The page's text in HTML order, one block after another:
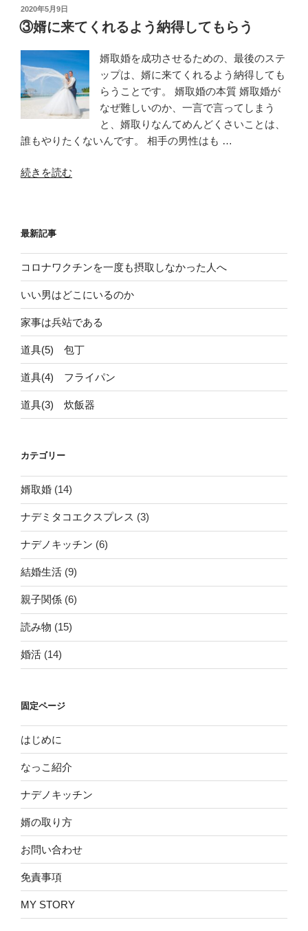
い
か
話”
の
投
稿
日:
2020年5月9日
③婿に来てくれるよう納得してもらう
婿取婚を成功させるための、最後のステ
ップは、婿に来てくれるよう納得しても
らうことです。 婿取婚の本質 婿取婚が
なぜ難しいのか、一言で言ってしまう
と、婿取りなんてめんどくさいことは、
誰もやりたくないんです。 相手の男性はも …
“③
て
く
れ
う
納
得
て
も
ら
の
続きを読む
最新記事
コロナワクチンを一度も摂取しなかった人へ
いい男はどこにいるのか
家事は兵站である
道具(5) 包丁
道具(4) フライパン
道具(3) 炊飯器
カテゴリー
婿取婚 (14)
ナデミタコエクスプレス (3)
ナデノキッチン (6)
結婚生活 (9)
親子関係 (6)
読み物 (15)
婚活 (14)
固定ページ
はじめに
なっこ紹介
ナデノキッチン
婿の取り方
お問い合わせ
免責事項
MY STORY